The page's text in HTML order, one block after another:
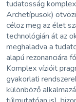
tudatosság
Archetípusok)
céloz meg az élet
technológián át az
meghaladva a
alapú rezonanciára
Komplex vízióit
gyakorlati
különböző